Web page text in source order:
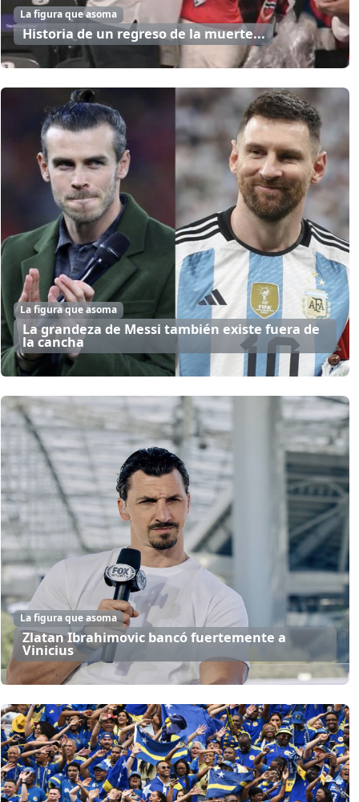
La figura que asoma
Historia de un regreso de la muerte...
La figura que asoma
La grandeza de Messi también existe fuera de
la cancha
La figura que asoma
Zlatan Ibrahimovic bancó fuertemente a
Vinicius